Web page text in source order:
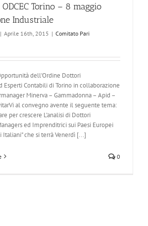
Torino – 8 maggio
Industriale
| Aprile 16th, 2015 | Comitato Pari
dell'Ordine Dottori
Esperti Contabili di Torino in collaborazione
Minerva – Gammadonna – Apid –
al convegno avente il seguente tema:
per crescere L'analisi di Dottori
ed Imprenditrici sui Paesi Europei
che si terrà Venerdì [...]
0